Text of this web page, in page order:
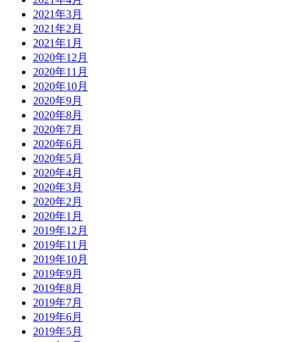
2021年3月
2021年2月
2021年1月
2020年12月
2020年11月
2020年10月
2020年9月
2020年8月
2020年7月
2020年6月
2020年5月
2020年4月
2020年3月
2020年2月
2020年1月
2019年12月
2019年11月
2019年10月
2019年9月
2019年8月
2019年7月
2019年6月
2019年5月